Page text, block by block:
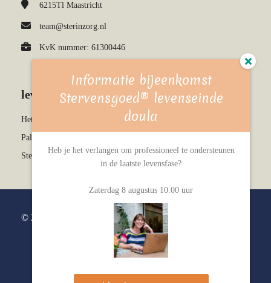
6215Tl Maastricht
team@sterinzorg.nl
KvK nummer: 61300446
leven & sterven kennisbank
Het stervensproces
Palliatieve en terminale zorg
Stervensgoed levenseinde doula
© 2026 Ster in Zorg
Informatie bijeenkomst
Stervensgoed® levenseinde
doula
Heb je het verlangen om professioneel te ondersteunen
in de laatste levensfase?
Zaterdag 8 augustus 10.00 uur